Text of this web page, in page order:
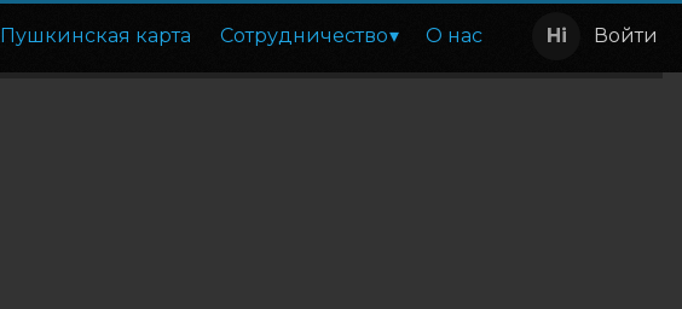
Пушкинская карта Сотрудничество О нас Войти